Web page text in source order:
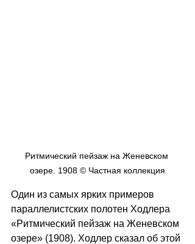
Ритмический пейзаж на Женевском
озере. 1908 © Частная коллекция
Один из самых ярких примеров
параллелистских полотен Ходлера
«Ритмический пейзаж на Женевском
озере» (1908). Ходлер сказал об этой